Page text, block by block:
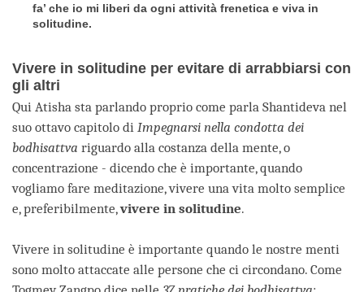
fa’ che io mi liberi da ogni attività frenetica e viva in
solitudine.
Vivere in solitudine per evitare di arrabbiarsi con
gli altri
Qui Atisha sta parlando proprio come parla Shantideva nel
suo ottavo capitolo di Impegnarsi nella condotta dei
bodhisattva riguardo alla costanza della mente, o
concentrazione - dicendo che è importante, quando
vogliamo fare meditazione, vivere una vita molto semplice
e, preferibilmente,vivere in solitudine.
Vivere in solitudine è importante quando le nostre menti
sono molto attaccate alle persone che ci circondano. Come